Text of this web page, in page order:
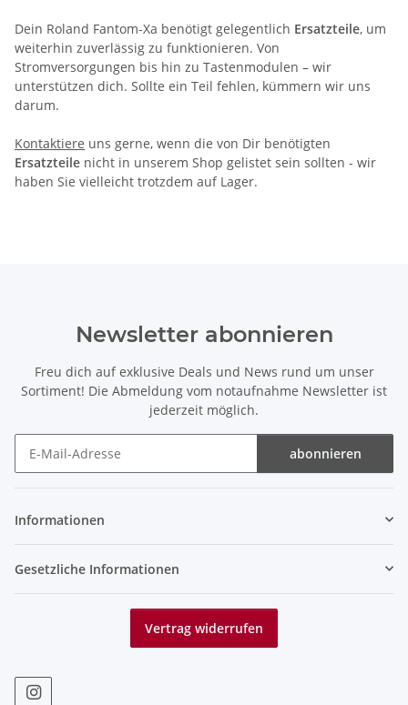
Dein Roland Fantom-Xa benötigt gelegentlich Ersatzteile, um
weiterhin zuverlässig zu funktionieren. Von
Stromversorgungen bis hin zu Tastenmodulen – wir
unterstützen dich. Sollte ein Teil fehlen, kümmern wir uns
darum.
Kontaktiere uns gerne, wenn die von Dir benötigten
Ersatzteile nicht in unserem Shop gelistet sein sollten - wir
haben Sie vielleicht trotzdem auf Lager.
Newsletter abonnieren
Freu dich auf exklusive Deals und News rund um unser
Sortiment! Die Abmeldung vom notaufnahme Newsletter ist
jederzeit möglich.
abonnieren
Informationen
Gesetzliche Informationen
Vertrag widerrufen